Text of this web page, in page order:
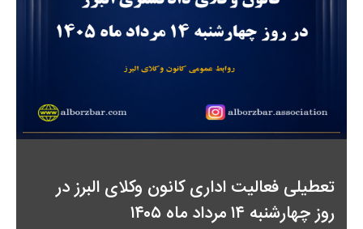
تعطیلی فعالیت اداری کانون وکلای البرز در
روز چهارشنبه ۱۴ مرداد ماه ۱۴۰۵